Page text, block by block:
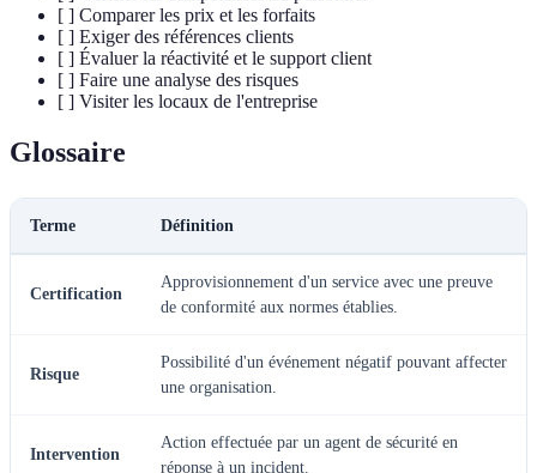
[ ] Comparer les prix et les forfaits
[ ] Exiger des références clients
[ ] Évaluer la réactivité et le support client
[ ] Faire une analyse des risques
[ ] Visiter les locaux de l'entreprise
Glossaire
Terme Définition
Certification
Approvisionnement d'un service avec une preuve
de conformité aux normes établies.
Risque
Possibilité d'un événement négatif pouvant affecter
une organisation.
Intervention
Action effectuée par un agent de sécurité en
réponse à un incident.